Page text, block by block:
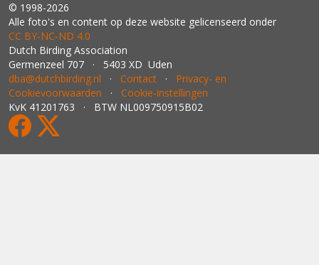
© 1998-2026
Alle foto's en content op deze website gelicenseerd onder
CC BY‑NC‑ND 4.0
Dutch Birding Association
Germenzeel 707 · 5403 XD Uden
dba@dutchbirding.nl · Contact · Privacy- en
Cookievoorwaarden · Cookie-instellingen
KvK 41201763 · BTW NL009750915B02